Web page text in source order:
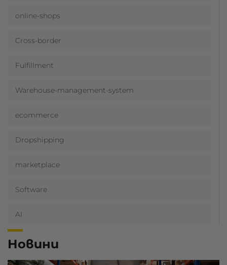
online-shops
Cross-border
Fulfillment
Warehouse-management-system
ecommerce
Dropshipping
marketplace
Software
AI
Новини